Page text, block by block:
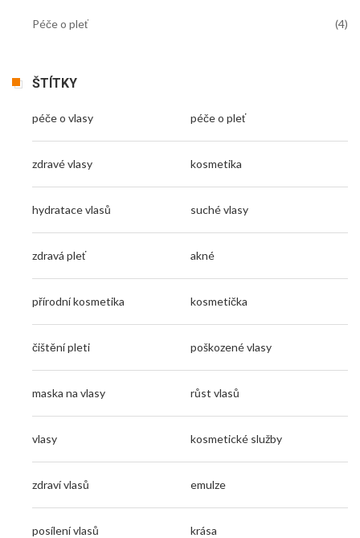
Péče o pleť (4)
ŠTÍTKY
péče o vlasy péče o pleť
zdravé vlasy kosmetika
hydratace vlasů suché vlasy
zdravá pleť akné
přírodní kosmetika kosmetička
čištění pleti poškozené vlasy
maska na vlasy růst vlasů
vlasy kosmetické služby
zdraví vlasů emulze
posílení vlasů krása